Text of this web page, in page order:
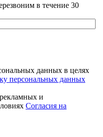
в течение 30
данных в целях
персональных данных
и
Согласия на